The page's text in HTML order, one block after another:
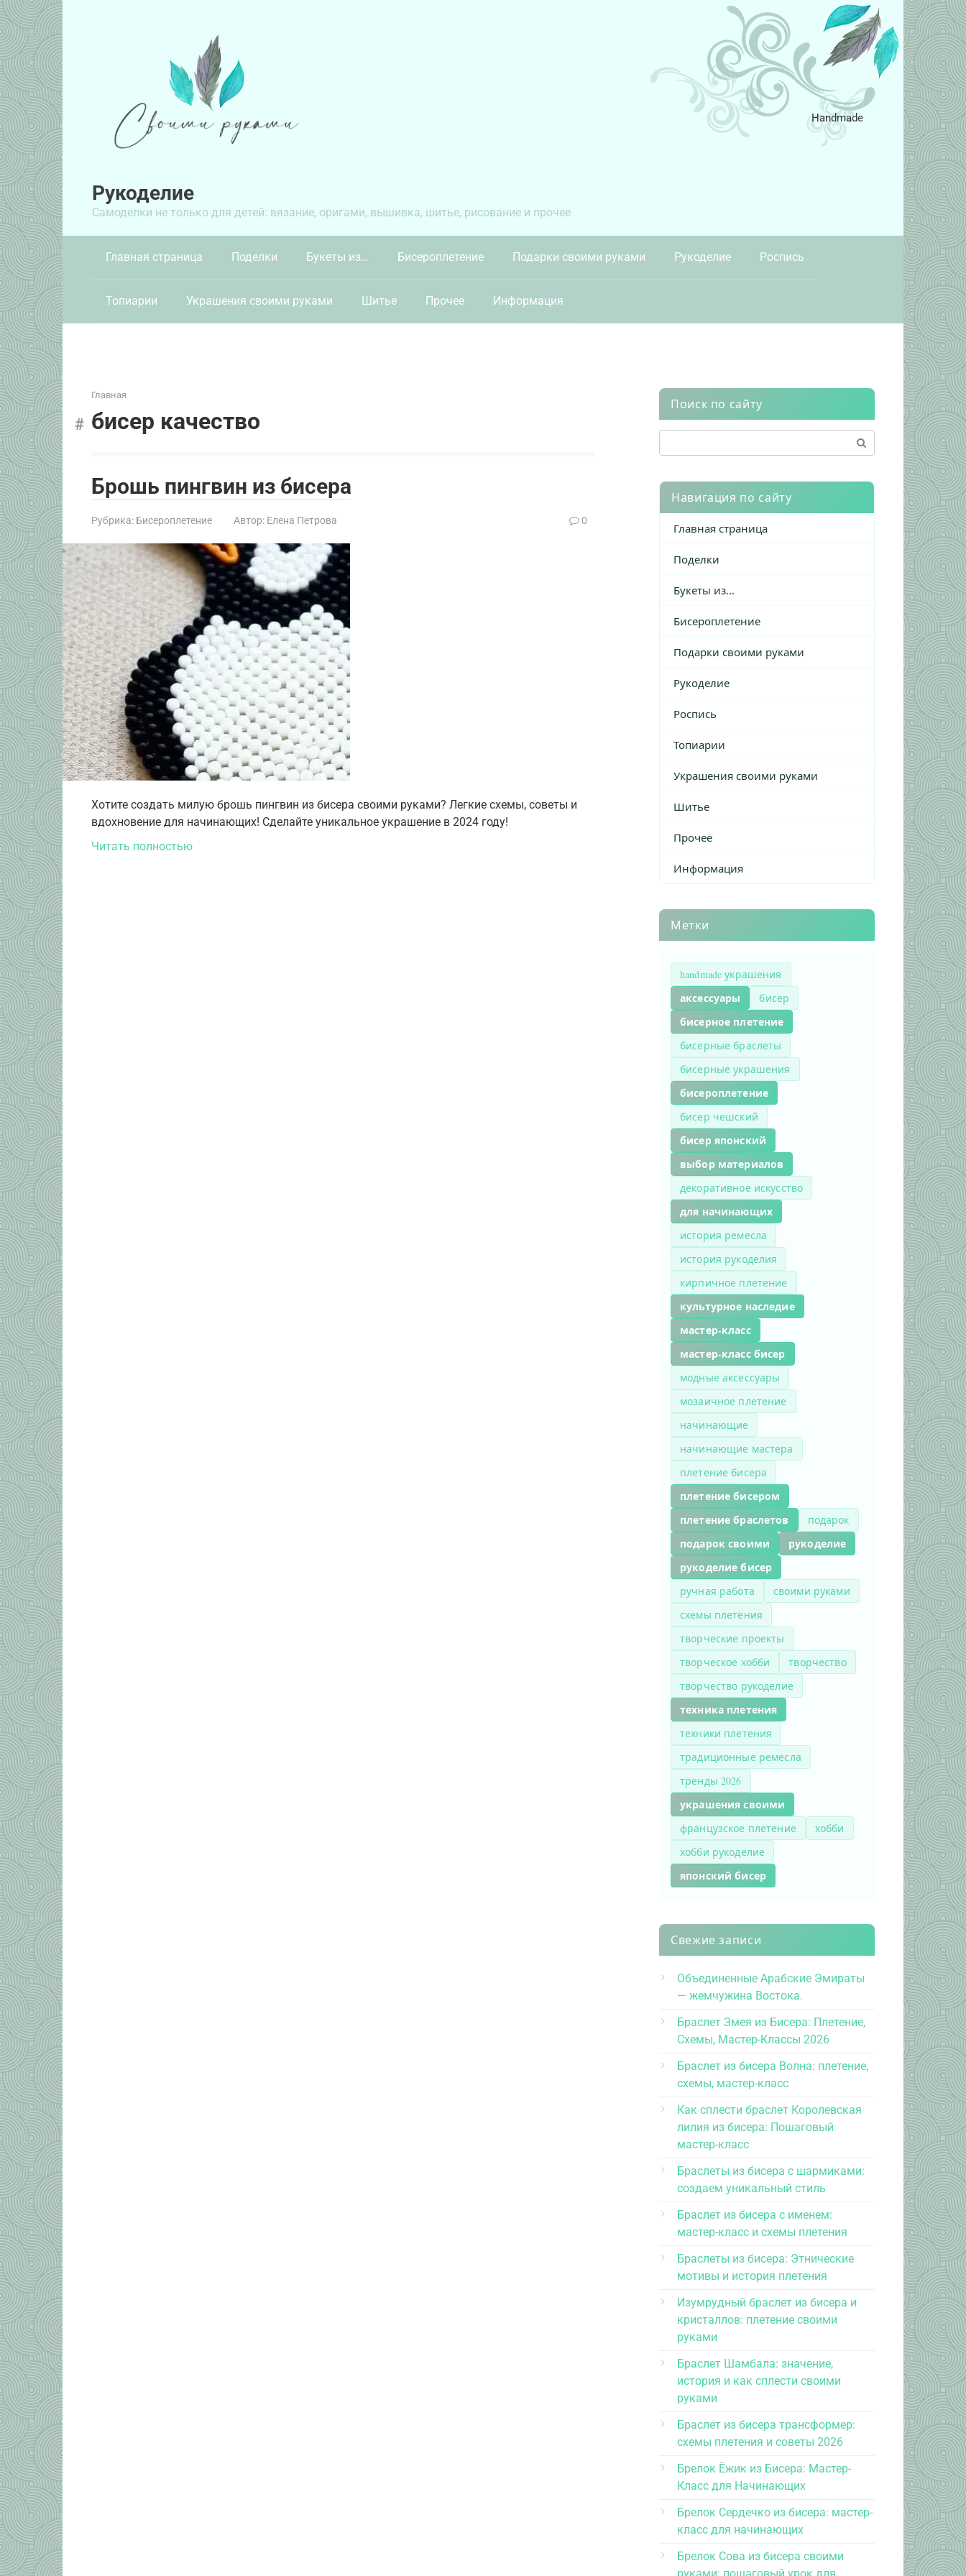
Перейти
к
контенту
Рукоделие
Самоделки не только для детей: вязание, оригами, вышивка, шитье, рисование и прочее
Handmade
Главная страница Поделки Букеты из… Бисероплетение Подарки своими руками Рукоделие Роспись
Топиарии Украшения своими руками Шитье Прочее Информация
Главная
бисер качество
Брошь пингвин из бисера
Рубрика: Бисероплетение Автор: Елена Петрова 0
Хотите создать милую брошь пингвин из бисера своими руками? Легкие схемы, советы и
вдохновение для начинающих! Сделайте уникальное украшение в 2024 году!
Читать полностью
Поиск по сайту
Навигация по сайту
Главная страница
Поделки
Букеты из…
Бисероплетение
Подарки своими руками
Рукоделие
Роспись
Топиарии
Украшения своими руками
Шитье
Прочее
Информация
Метки
handmade украшения
аксессуары бисер
бисерное плетение
бисерные браслеты
бисерные украшения
бисероплетение
бисер чешский
бисер японский
выбор материалов
декоративное искусство
для начинающих
история ремесла
история рукоделия
кирпичное плетение
культурное наследие
мастер-класс
мастер-класс бисер
модные аксессуары
мозаичное плетение
начинающие
начинающие мастера
плетение бисера
плетение бисером
плетение браслетов
подарок
подарок своими
рукоделие
рукоделие бисер
ручная работа
своими руками
схемы плетения
творческие проекты
творческое хобби
творчество
творчество рукоделие
техника плетения
техники плетения
традиционные ремесла
тренды 2026
украшения своими
французское плетение
хобби
хобби рукоделие
японский бисер
Свежие записи
Объединенные Арабские Эмираты
— жемчужина Востока.
Браслет Змея из Бисера: Плетение,
Схемы, Мастер-Классы 2026
Браслет из бисера Волна: плетение,
схемы, мастер-класс
Как сплести браслет Королевская
лилия из бисера: Пошаговый
мастер-класс
Браслеты из бисера с шармиками:
создаем уникальный стиль
Браслет из бисера с именем:
мастер-класс и схемы плетения
Браслеты из бисера: Этнические
мотивы и история плетения
Изумрудный браслет из бисера и
кристаллов: плетение своими
руками
Браслет Шамбала: значение,
история и как сплести своими
руками
Браслет из бисера трансформер:
схемы плетения и советы 2026
Брелок Ёжик из Бисера: Мастер-
Класс для Начинающих
Брелок Сердечко из бисера: мастер-
класс для начинающих
Брелок Сова из бисера своими